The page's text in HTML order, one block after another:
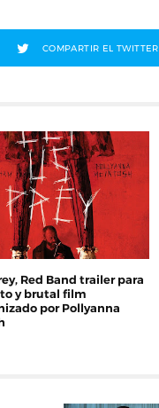
COMPARTIR EL TWITTER
Red Band trailer para
y brutal film
por Pollyanna